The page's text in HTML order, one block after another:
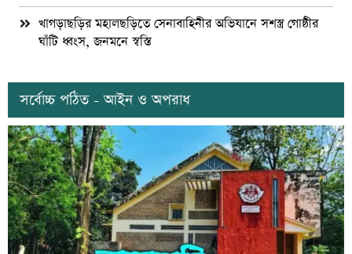
খাগড়াছড়ির মহালছড়িতে সেনাবাহিনীর অভিযানে সশস্ত্র গোষ্ঠীর
ঘাঁটি ধ্বংস, জনমনে স্বস্তি
সর্বোচ্চ পঠিত - আইন ও অপরাধ